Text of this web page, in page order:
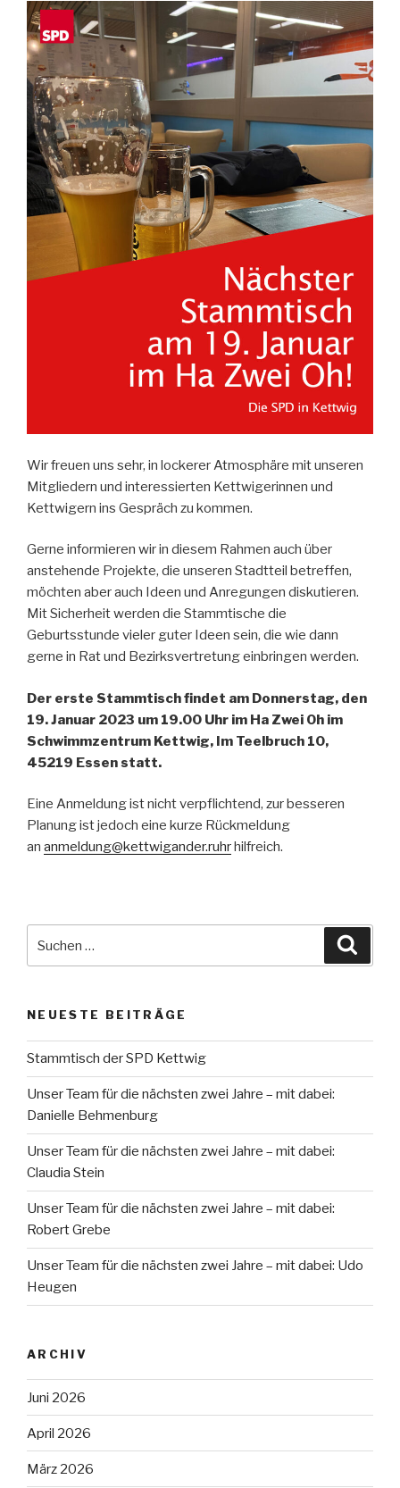
Wir freuen uns sehr, in lockerer Atmosphäre mit unseren
Mitgliedern und interessierten Kettwigerinnen und
Kettwigern ins Gespräch zu kommen.
Gerne informieren wir in diesem Rahmen auch über
anstehende Projekte, die unseren Stadtteil betreffen,
möchten aber auch Ideen und Anregungen diskutieren.
Mit Sicherheit werden die Stammtische die
Geburtsstunde vieler guter Ideen sein, die wie dann
gerne in Rat und Bezirksvertretung einbringen werden.
Der erste Stammtisch findet am Donnerstag, den
19. Januar 2023 um 19.00 Uhr im Ha Zwei Oh im
Schwimmzentrum Kettwig, Im Teelbruch 10,
45219 Essen statt.
Eine Anmeldung ist nicht verpflichtend, zur besseren
Planung ist jedoch eine kurze Rückmeldung
an anmeldung@kettwigander.ruhr hilfreich.
NEUESTE BEITRÄGE
Stammtisch der SPD Kettwig
Unser Team für die nächsten zwei Jahre – mit dabei:
Danielle Behmenburg
Unser Team für die nächsten zwei Jahre – mit dabei:
Claudia Stein
Unser Team für die nächsten zwei Jahre – mit dabei:
Robert Grebe
Unser Team für die nächsten zwei Jahre – mit dabei: Udo
Heugen
ARCHIV
Juni 2026
April 2026
März 2026